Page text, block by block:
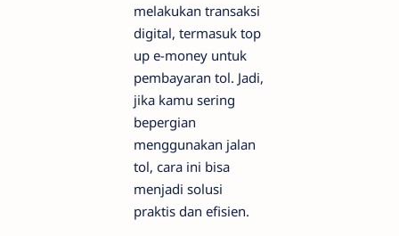
melakukan transaksi
digital, termasuk top
up e-money untuk
pembayaran tol. Jadi,
jika kamu sering
bepergian
menggunakan jalan
tol, cara ini bisa
menjadi solusi
praktis dan efisien.